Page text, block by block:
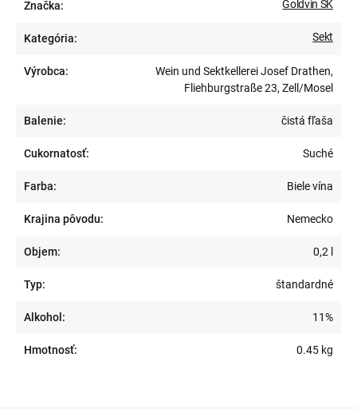
Značka: Goldvin SK
Kategória: Sekt
Výrobca:
Wein und Sektkellerei Josef Drathen,
Fliehburgstraße 23, Zell/Mosel
Balenie: čistá fľaša
Cukornatosť: Suché
Farba: Biele vína
Krajina pôvodu: Nemecko
Objem: 0,2 l
Typ: štandardné
Alkohol: 11%
Hmotnosť: 0.45 kg